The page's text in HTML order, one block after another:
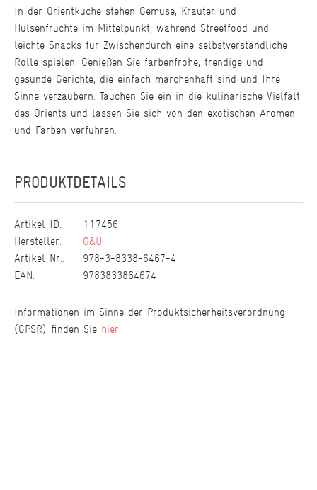
In der Orientküche stehen Gemüse, Kräuter und
Hülsenfrüchte im Mittelpunkt, während Streetfood und
leichte Snacks für Zwischendurch eine selbstverständliche
Rolle spielen. Genießen Sie farbenfrohe, trendige und
gesunde Gerichte, die einfach märchenhaft sind und Ihre
Sinne verzaubern. Tauchen Sie ein in die kulinarische Vielfalt
des Orients und lassen Sie sich von den exotischen Aromen
und Farben verführen.
PRODUKTDETAILS
Artikel ID:
117456
Hersteller:
G&U
Artikel Nr.:
978-3-8338-6467-4
EAN:
9783833864674
Informationen im Sinne der Produktsicherheitsverordnung
(GPSR) finden Sie hier